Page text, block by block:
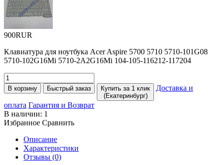
900RUR
Клавиатура для ноутбука Acer Aspire 5700 5710 5710-101G08
5710-102G16Mi 5710-2A2G16Mi 104-105-116212-117204
В корзину Быстрый заказ
Купить за 1 клик
(Екатеринбург)
Доставка и
оплата Гарантия и Возврат
В наличии: 1
Избранное Сравнить
Описание
Характеристики
Отзывы (0)